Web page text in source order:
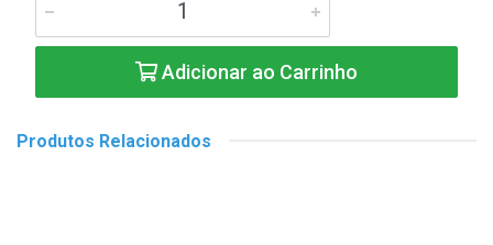
Adicionar ao Carrinho
Produtos Relacionados